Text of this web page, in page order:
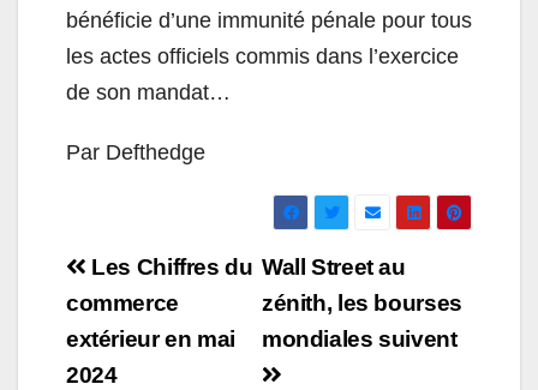
bénéficie d’une immunité pénale pour tous
les actes officiels commis dans l’exercice
de son mandat…
Par Defthedge
Navigation
de
l’article
Wall Street au
zénith, les bourses
mondiales suivent
Les Chiffres du
commerce
extérieur en mai
2024